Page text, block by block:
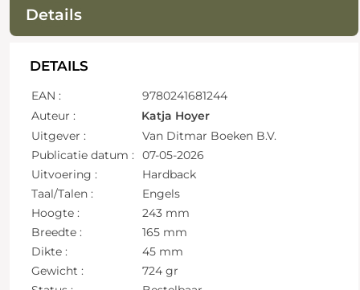
Details
DETAILS
EAN :
9780241681244
Auteur :
Katja Hoyer
Uitgever :
Van Ditmar Boeken B.V.
Publicatie datum :
07-05-2026
Uitvoering :
Hardback
Taal/Talen :
Engels
Hoogte :
243 mm
Breedte :
165 mm
Dikte :
45 mm
Gewicht :
724 gr